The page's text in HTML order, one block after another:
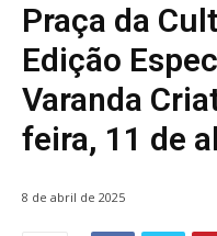
Praça da
Edição
Varanda
feira, 11 de
8 de abril de 2025